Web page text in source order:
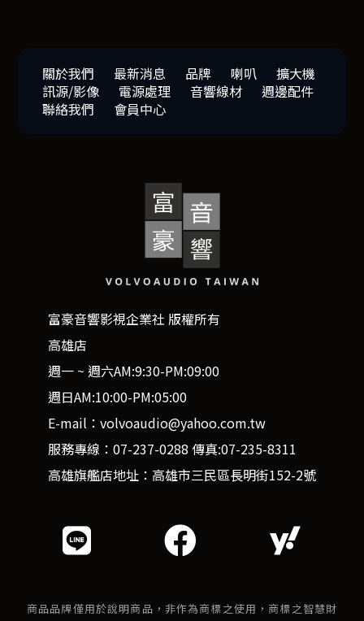
關於我們 最新消息 品牌 喇叭
擴大機
訊源/影像
電源處理 音響線材
週邊配件
聯絡我們
會員中心
富豪音響影視企業社 版權所有
高雄店
週一 ~ 週六AM:9:30-PM:09:00
週日AM:10:00-PM:05:00
E-mail：volvoaudio@yahoo.com.tw
服務專線：07-237-0288 傳真:07-235-8311
高雄旗艦店地址：高雄市三民區長明街152-2號
商品品牌僅用於說明商品，非作為商標之使用，商標之智慧財